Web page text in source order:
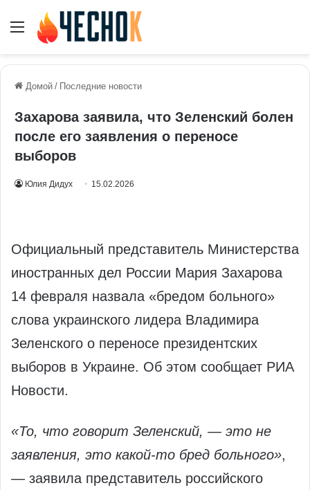
Меню
Домой / Последние новости
Захарова заявила, что Зеленский болен
после его заявления о переносе
выборов
Юлия Дидух 15.02.2026
Официальный представитель Министерства
иностранных дел России Мария Захарова
14 февраля назвала «бредом больного»
слова украинского лидера Владимира
Зеленского о переносе президентских
выборов в Украине. Об этом сообщает РИА
Новости.
«То, что говорит Зеленский, — это не
заявления, это какой-то бред больного»,
— заявила представитель российского